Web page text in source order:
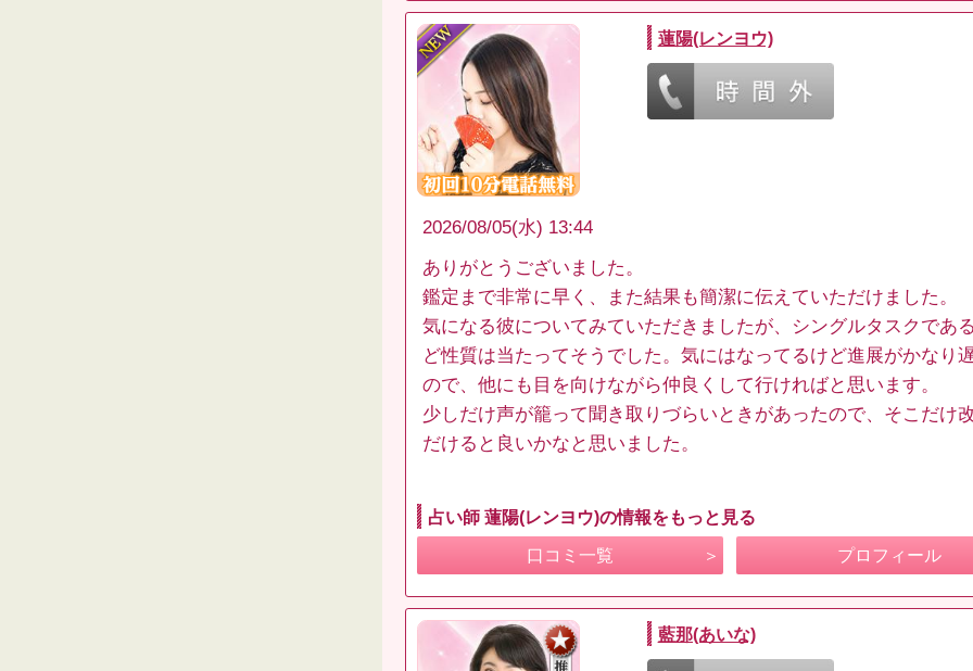
蓮陽(レンヨウ)
2026/08/05(水) 13:44
ありがとうございました。
鑑定まで非常に早く、また結果も簡潔に伝えていただけました。
気になる彼についてみていただきましたが、シングルタスクであ
ど性質は当たってそうでした。気にはなってるけど進展がかなり
ので、他にも目を向けながら仲良くして行ければと思います。
少しだけ声が籠って聞き取りづらいときがあったので、そこだけ
だけると良いかなと思いました。
占い師 蓮陽(レンヨウ)の情報をもっと見る
口コミ一覧 プロフィール
藍那(あいな)